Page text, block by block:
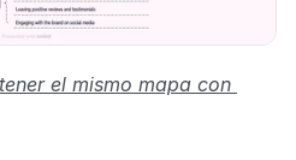
el mismo mapa con